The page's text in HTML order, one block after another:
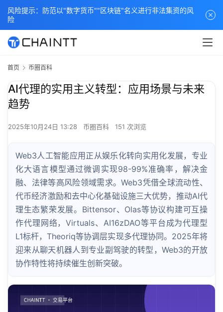
首页 币圈百科
AI代理的实用主义转型：应用场景与未来
趋势
2025年10月24日 13:28 币圈百科 151 次浏览
Web3人工智能应用正从娱乐化转向实用化发展，专业
化大语言模型通过微调实现98-99%准确率，解决金
融、法律等高风险领域需求。Web3凭借全球流动性、
代币经济激励和去中心化基础设施三大优势，推动AI代
理生态繁荣发展。Bittensor、Olas等协议构建可互操
作代理网络，Virtuals、AI16zDAO等平台成为代理型
L1标杆，Theoriq等协调层实现多代理协同。2025年将
迎来从聊天机器人到专业副驾驶的转型，Web3的开放
协作特性将持续催生创新突破。
风险提示：防范以"数字货币""区块链"名义进行非法集资的风
险